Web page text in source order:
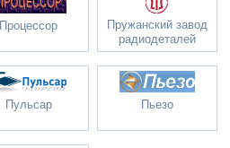
Процессор
Пружанский завод
радиодеталей
Пульсар Пьезо